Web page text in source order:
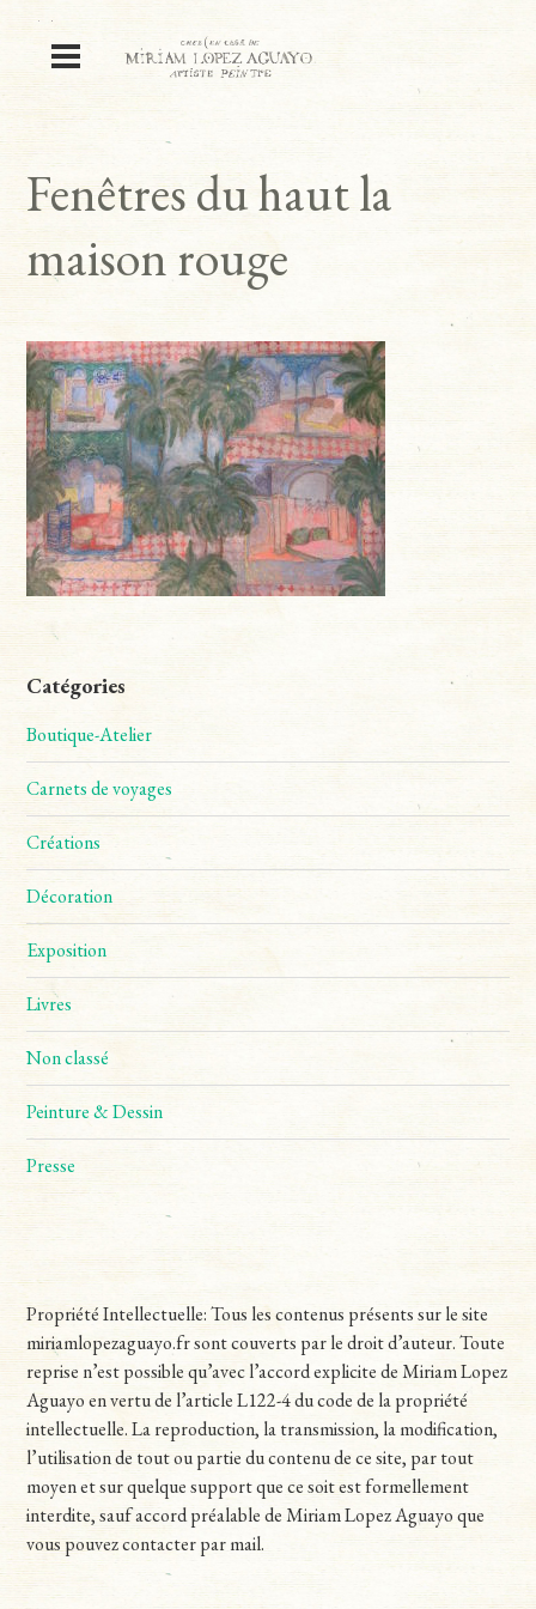
Fenêtres du haut la
maison rouge
Catégories
Boutique-Atelier
Carnets de voyages
Créations
Décoration
Exposition
Livres
Non classé
Peinture & Dessin
Presse
Propriété Intellectuelle: Tous les contenus présents sur le site
miriamlopezaguayo.fr sont couverts par le droit d’auteur. Toute
reprise n’est possible qu’avec l’accord explicite de Miriam Lopez
Aguayo en vertu de l’article L122-4 du code de la propriété
intellectuelle. La reproduction, la transmission, la modification,
l’utilisation de tout ou partie du contenu de ce site, par tout
moyen et sur quelque support que ce soit est formellement
interdite, sauf accord préalable de Miriam Lopez Aguayo que
vous pouvez contacter par mail.